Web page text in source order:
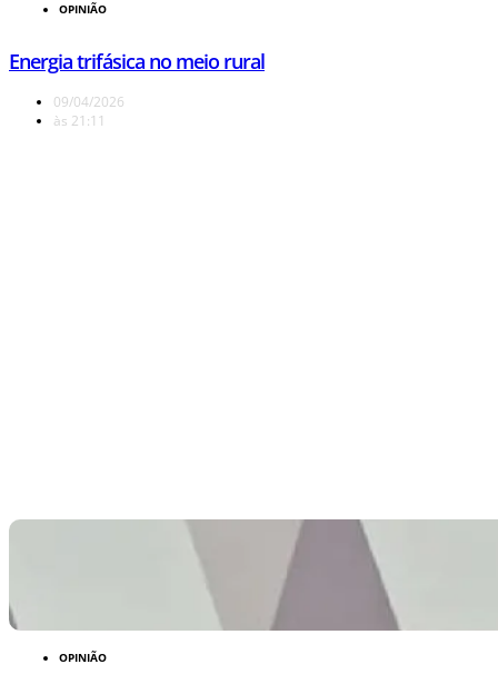
OPINIÃO
Energia trifásica no meio rural
09/04/2026
às 21:11
OPINIÃO